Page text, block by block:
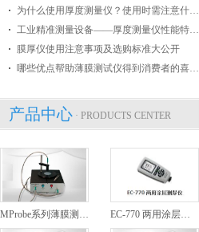
为什么使用厚度测量仪？使用时需注意什么？
工业精准测量设备——厚度测量仪性能特点介绍
膜厚仪使用注意事项及选购标准大公开
哪些优点帮助薄膜测试仪得到消费者的喜爱？
产品中心 · PRODUCTS CENTER
MProbe系列薄膜测厚仪 EC-770 两用涂层测厚仪